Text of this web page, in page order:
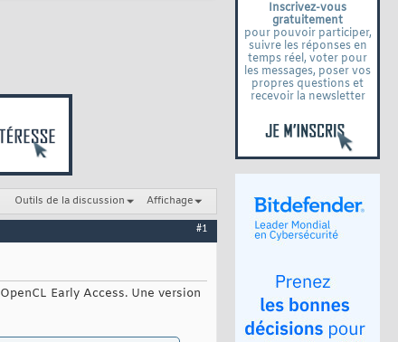
Inscrivez-vous
gratuitement
pour pouvoir participer,
suivre les réponses en
temps réel, voter pour
les messages, poser vos
propres questions et
recevoir la newsletter
Outils de la discussion Affichage
#1
Early Access. Une version